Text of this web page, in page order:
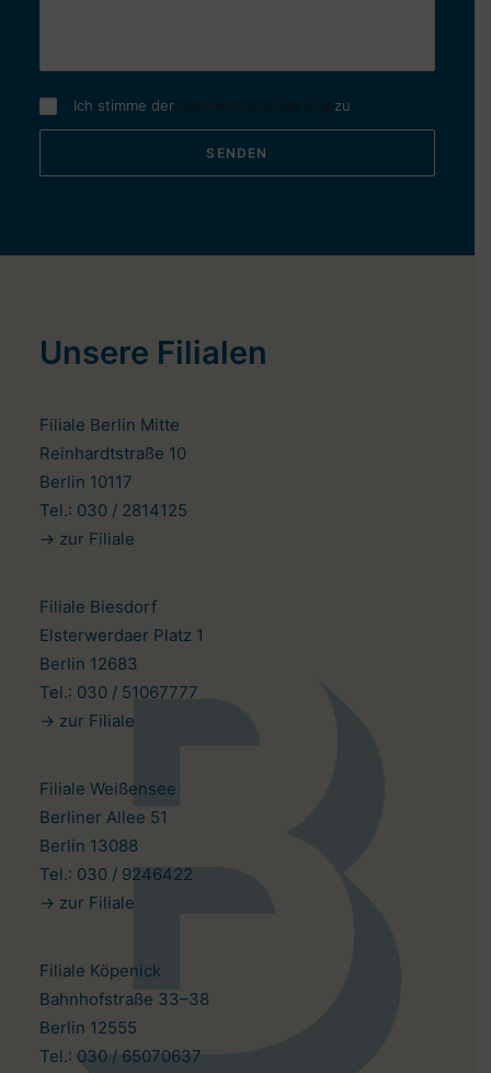
Ich stimme der zu
Unsere Filialen
Filiale Berlin Mitte
Reinhardtstraße 10
Berlin 10117
Tel.: 030 / 2814125
-> zur Filiale
Filiale Biesdorf
Elsterwerdaer Platz 1
Berlin 12683
Tel.: 030 / 51067777
-> zur Filiale
Filiale Weißensee
Berliner Allee 51
Berlin 13088
Tel.: 030 / 9246422
-> zur Filiale
Filiale Köpenick
Bahnhofstraße 33–38
Berlin 12555
Tel.: 030 / 65070637